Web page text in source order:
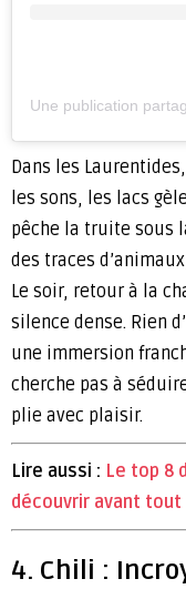
Une publication
Dans les
les sons, les lacs
pêche la truite sous
des traces
Le soir, retour à la
silence dense. Rien
une immersion
cherche pas à
plie avec plaisir.
Lire aussi : Le top 8
découvrir avant tout
4. Chili :